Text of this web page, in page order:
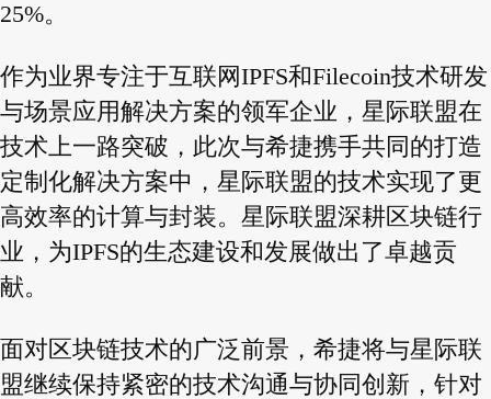
25%。
作为业界专注于互联网IPFS和Filecoin技术研发
与场景应用解决方案的领军企业，星际联盟在
技术上一路突破，此次与希捷携手共同的打造
定制化解决方案中，星际联盟的技术实现了更
高效率的计算与封装。星际联盟深耕区块链行
业，为IPFS的生态建设和发展做出了卓越贡
献。
面对区块链技术的广泛前景，希捷将与星际联
盟继续保持紧密的技术沟通与协同创新，针对